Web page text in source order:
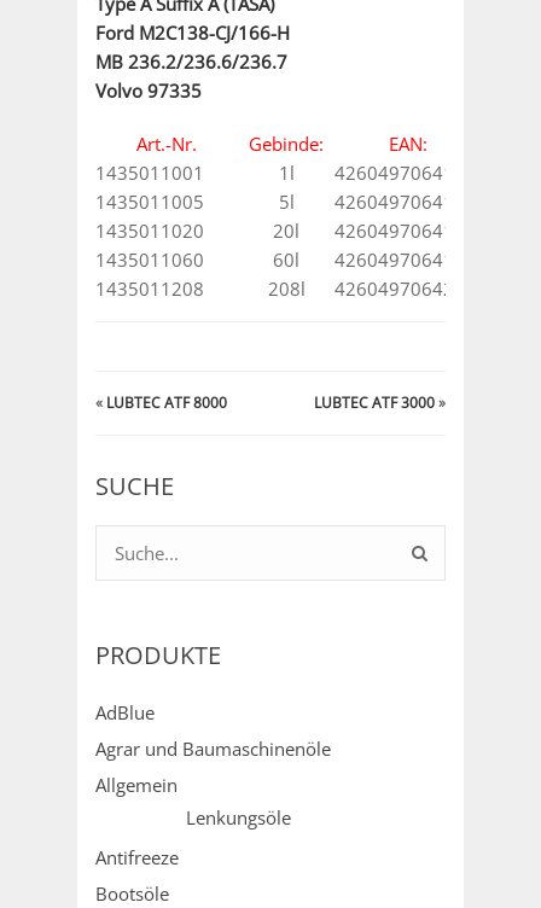
Ford M2C138-CJ/166-H
MB 236.2/236.6/236.7
Volvo 97335
Art.-Nr. Gebinde:
EAN:
1435011001
1l
4260497064169
1435011005
5l
4260497064176
1435011020
20l
4260497064183
1435011060
60l
4260497064190
1435011208
208l 4260497064206
« LUBTEC ATF 8000 LUBTEC ATF 3000»
SUCHE
PRODUKTE
AdBlue
Agrar und Baumaschinenöle
Allgemein
Lenkungsöle
Antifreeze
Bootsöle